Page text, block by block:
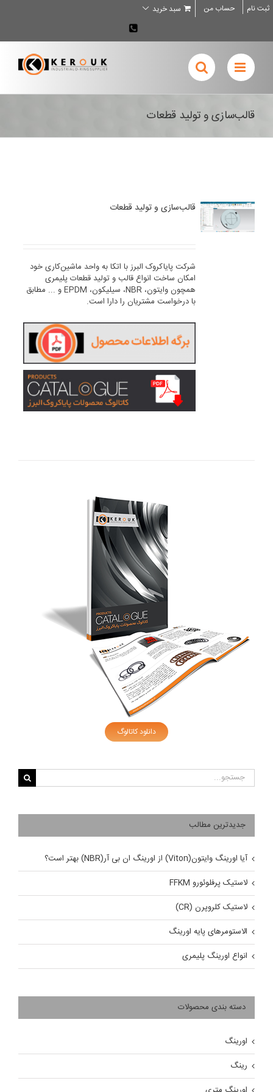
Skip
to
ثبت نام حساب من سبد خرید
02636707898
قالب‌سازی و تولید قطعات
قالب‌سازی و تولید قطعات
شرکت پایاکروک البرز با اتکا به واحد ماشین‌کاری خود
امکان ساخت انواع قالب و تولید قطعات پلیمری
همچون وایتون، NBR، سیلیکون، EPDM و ... مطابق
با درخواست مشتریان را دارا است.
دانلود کاتالوگ
جستجو
برای:
جدیدترین مطالب
آیا اورینگ وایتون(Viton) از اورینگ ان بی آر(NBR) بهتر است؟
لاستیک پرفلوئورو FFKM
لاستیک کلروپرن (CR)
الاستومرهای پایه اورینگ
انواع اورینگ پلیمری
دسته بندی محصولات
اورینگ
رینگ